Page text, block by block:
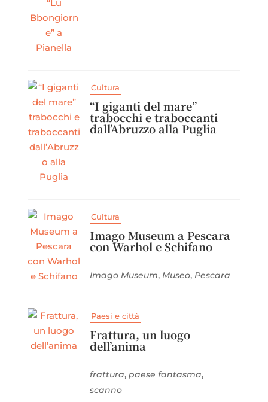
Cultura
“I giganti del mare”
trabocchi e traboccanti
dall’Abruzzo alla Puglia
Cultura
Imago Museum a Pescara
con Warhol e Schifano
Imago Museum, Museo, Pescara
Paesi e città
Frattura, un luogo
dell’anima
frattura, paese fantasma,
scanno